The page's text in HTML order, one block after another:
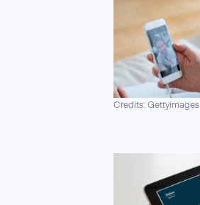
Credits: Gettyimages